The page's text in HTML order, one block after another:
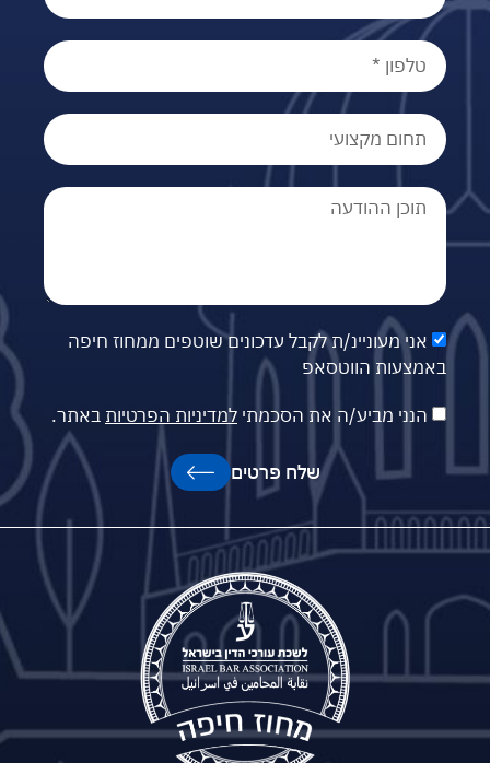
אני מעוניינ/ת לקבל עדכונים שוטפים ממחוז חיפה
באמצעות הווטסאפ
הנני מביע/ה את הסכמתי למדיניות הפרטיות באתר.
שלח פרטים